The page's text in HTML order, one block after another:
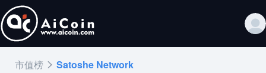
市值榜 Satoshe Network